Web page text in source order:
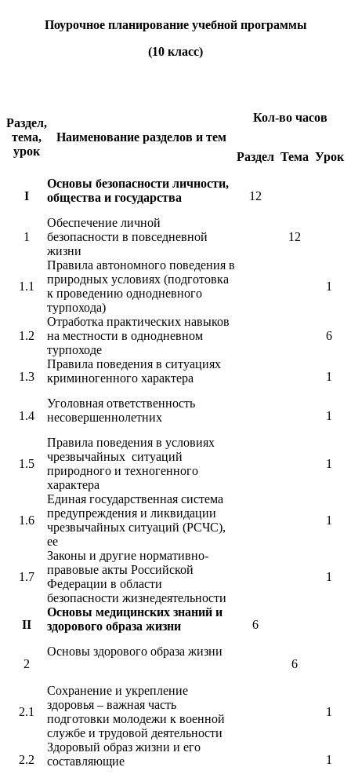
Поурочное планирование учебной программы
(10 класс)
Раздел,
тема,
урок
Наименование разделов и тем
Кол-во часов
Раздел Тема Урок
I
Основы безопасности личности,
общества и государства
12
1
Обеспечение личной
безопасности в повседневной
жизни
12
1.1
Правила автономного поведения в
природных условиях (подготовка
к проведению однодневного
турпохода)
1
1.2
Отработка практических навыков
на местности в однодневном
турпоходе
6
1.3
Правила поведения в ситуациях
криминогенного характера
1
1.4
Уголовная ответственность
несовершеннолетних
1
1.5
Правила поведения в условиях
чрезвычайных ситуаций
природного и техногенного
характера
1
1.6
Единая государственная система
предупреждения и ликвидации
чрезвычайных ситуаций (РСЧС),
ее
1
1.7
Законы и другие нормативно-
правовые акты Российской
Федерации в области
безопасности жизнедеятельности
1
II
Основы медицинских знаний и
здорового образа жизни
6
2
Основы здорового образа жизни
6
2.1
Сохранение и укрепление
здоровья – важная часть
подготовки молодежи к военной
службе и трудовой деятельности
1
2.2
Здоровый образ жизни и его
составляющие
1